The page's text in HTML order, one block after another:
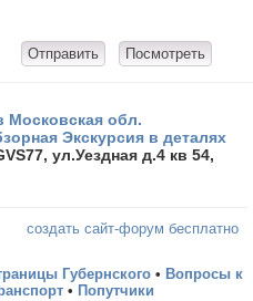
Московская обл.
Экскурсия в деталях
ул.Уездная д.4 кв 54,
создать сайт-форум бесплатно
Губернского • Вопросы к
• Попутчики